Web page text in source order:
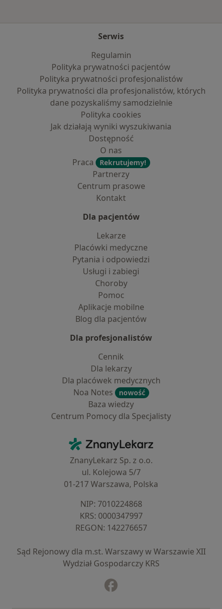
Serwis
Regulamin
Polityka prywatności pacjentów
Polityka prywatności profesjonalistów
Polityka prywatności dla profesjonalistów, których
dane pozyskaliśmy samodzielnie
Polityka cookies
Jak działają wyniki wyszukiwania
Dostępność
O nas
Praca
Rekrutujemy!
Partnerzy
Centrum prasowe
Kontakt
Dla pacjentów
Lekarze
Placówki medyczne
Pytania i odpowiedzi
Usługi i zabiegi
Choroby
Pomoc
Aplikacje mobilne
Blog dla pacjentów
Dla profesjonalistów
Cennik
Dla lekarzy
Dla placówek medycznych
Noa Notes
nowość
Baza wiedzy
Centrum Pomocy dla Specjalisty
ZnanyLekarz - Strona główna
ZnanyLekarz Sp. z o.o.
ul. Kolejowa 5/7
01-217 Warszawa, Polska
NIP: ⁠7010224868
KRS: ⁠0000347997
REGON: ⁠142276657
Sąd Rejonowy dla m.st. Warszawy w Warszawie XII
Wydział Gospodarczy KRS